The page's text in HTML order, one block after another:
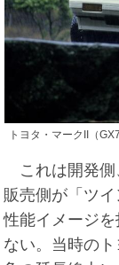
トヨタ・マークII（
これは開発側
販売側が「ツ
性能イメージ
ない。当時の